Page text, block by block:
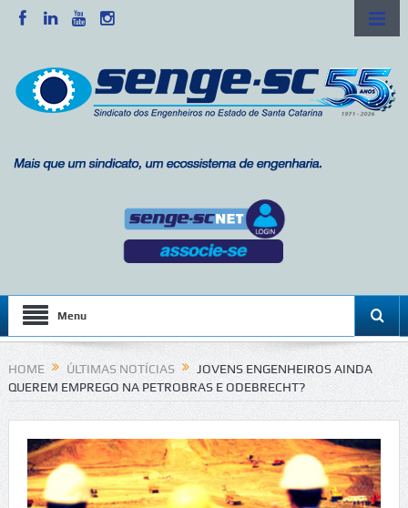
Menu
HOME ÚLTIMAS NOTÍCIAS
JOVENS ENGENHEIROS AINDA
QUEREM EMPREGO NA PETROBRAS E ODEBRECHT?